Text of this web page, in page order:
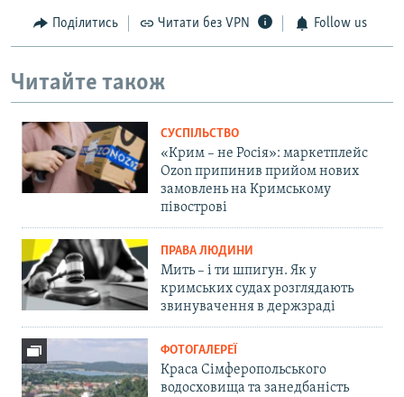
Поділитись Читати без VPN Follow us
Читайте також
СУСПІЛЬСТВО
«Крим – не Росія»: маркетплейс
Ozon припинив прийом нових
замовлень на Кримському
півострові
ПРАВА ЛЮДИНИ
Мить – і ти шпигун. Як у
кримських судах розглядають
звинувачення в держзраді
ФОТОГАЛЕРЕЇ
Краса Сімферопольського
водосховища та занедбаність